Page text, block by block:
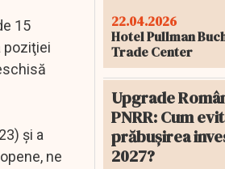
15
poziţiei
şi a
ne
22.04.2026
Hotel Pullman
Trade Center
Upgrade
PNRR: Cum
prăbușirea
2027?